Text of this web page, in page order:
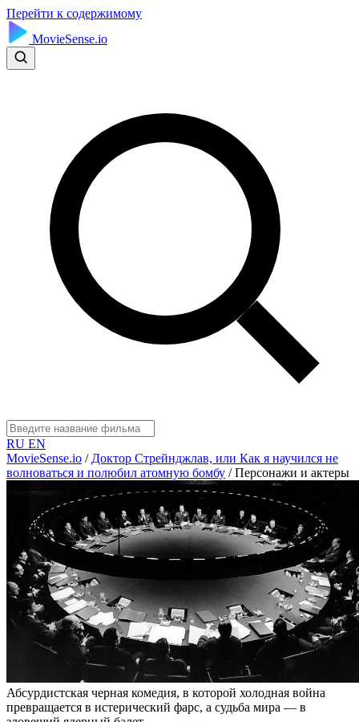
Перейти к содержимому
MovieSense.io
RU EN
MovieSense.io / Доктор Стрейнджлав, или Как я научился не
волноваться и полюбил атомную бомбу / Персонажи и актеры
Абсурдистская черная комедия, в которой холодная война
превращается в истерический фарс, а судьба мира — в